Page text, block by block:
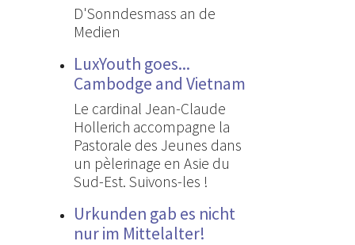
D'Sonndesmass an de
Medien
LuxYouth goes...
Cambodge and Vietnam
Le cardinal Jean-Claude
Hollerich accompagne la
Pastorale des Jeunes dans
un pèlerinage en Asie du
Sud-Est. Suivons-les !
Urkunden gab es nicht
nur im Mittelalter!